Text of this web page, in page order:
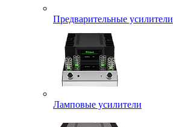
Предварительные усилители
Ламповые усилители